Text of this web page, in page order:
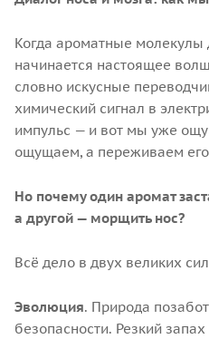
Когда ароматные молекулы
начинается настоящее
словно искусные
химический сигнал в
импульс — и вот мы уже
ощущаем, а переживаем
Но почему один аромат
а другой — морщить нос?
Всё дело в двух великих
Эволюция. Природа
безопасности. Резкий